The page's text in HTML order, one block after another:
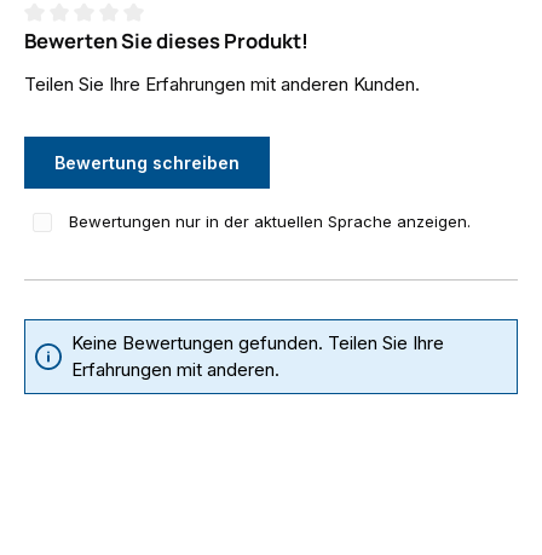
Durchschnittliche Bewertung von 0 von 5 Sternen
Bewerten Sie dieses Produkt!
Teilen Sie Ihre Erfahrungen mit anderen Kunden.
Bewertung schreiben
Bewertungen nur in der aktuellen Sprache anzeigen.
Keine Bewertungen gefunden. Teilen Sie Ihre
Erfahrungen mit anderen.